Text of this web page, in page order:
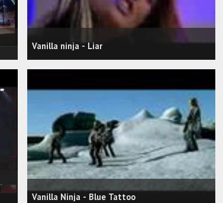
Vanilla ninja - Liar
Vanilla Ninja - Blue Tattoo